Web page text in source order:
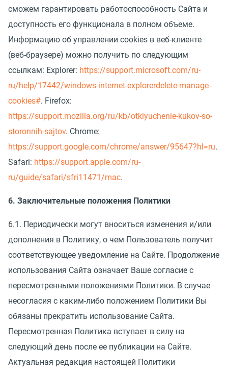
сможем гарантировать работоспособность Сайта и
доступность его функционала в полном объеме.
Информацию об управлении cookies в веб-клиенте
(веб-браузере) можно получить по следующим
ссылкам: Explorer: https://support.microsoft.com/ru-
ru/help/17442/windows-internet-explorerdelete-manage-
cookies#. Firefox:
https://support.mozilla.org/ru/kb/otklyuchenie-kukov-so-
storonnih-sajtov. Chrome:
https://support.google.com/chrome/answer/95647?hl=ru.
Safari: https://support.apple.com/ru-
ru/guide/safari/sfri11471/mac.
6. Заключительные положения Политики
6.1. Периодически могут вноситься изменения и/или
дополнения в Политику, о чем Пользователь получит
соответствующее уведомление на Сайте. Продолжение
использования Сайта означает Ваше согласие с
пересмотренными положениями Политики. В случае
несогласия с каким-либо положением Политики Вы
обязаны прекратить использование Сайта.
Пересмотренная Политика вступает в силу на
следующий день после ее публикации на Сайте.
Актуальная редакция настоящей Политики